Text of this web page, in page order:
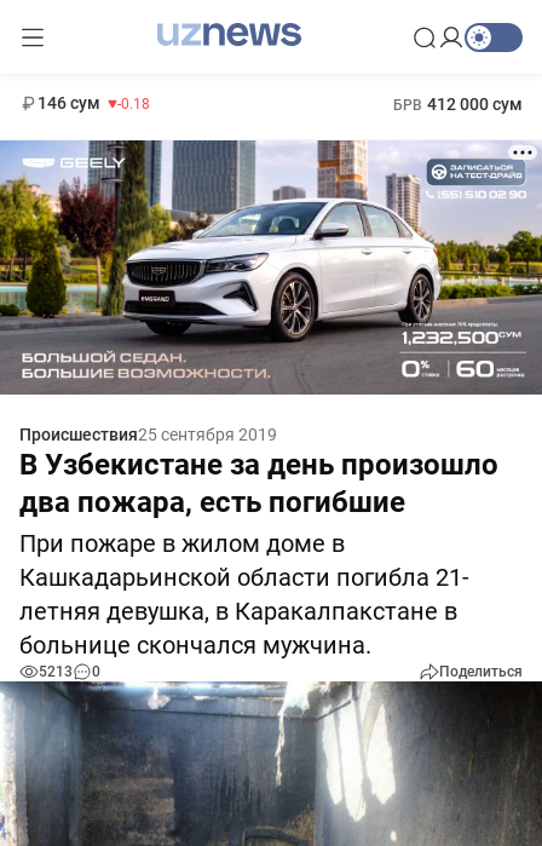
146 сум -0.18 БРВ 412 000 сум
Происшествия25 сентября 2019
В Узбекистане за день произошло
два пожара, есть погибшие
При пожаре в жилом доме в
Кашкадарьинской области погибла 21-
летняя девушка, в Каракалпакстане в
больнице скончался мужчина.
5213 0 Поделиться